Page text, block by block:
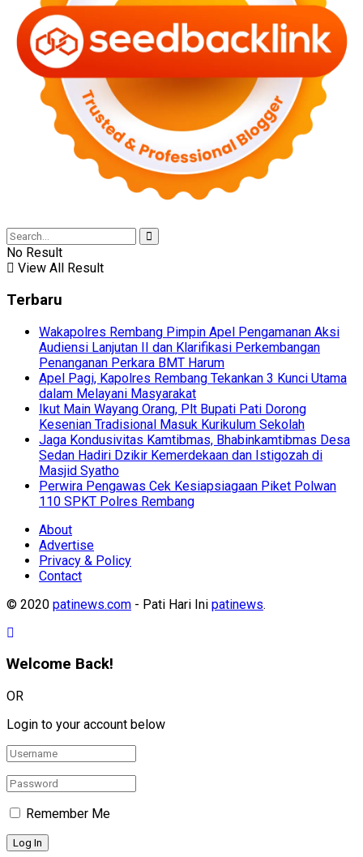
No Result
View All Result
Terbaru
Wakapolres Rembang Pimpin Apel Pengamanan Aksi
Audiensi Lanjutan II dan Klarifikasi Perkembangan
Penanganan Perkara BMT Harum
Apel Pagi, Kapolres Rembang Tekankan 3 Kunci Utama
dalam Melayani Masyarakat
Ikut Main Wayang Orang, Plt Bupati Pati Dorong
Kesenian Tradisional Masuk Kurikulum Sekolah
Jaga Kondusivitas Kamtibmas, Bhabinkamtibmas Desa
Sedan Hadiri Dzikir Kemerdekaan dan Istigozah di
Masjid Syatho
Perwira Pengawas Cek Kesiapsiagaan Piket Polwan
110 SPKT Polres Rembang
About
Advertise
Privacy & Policy
Contact
© 2020 patinews.com - Pati Hari Ini patinews.
Welcome Back!
OR
Login to your account below
Remember Me